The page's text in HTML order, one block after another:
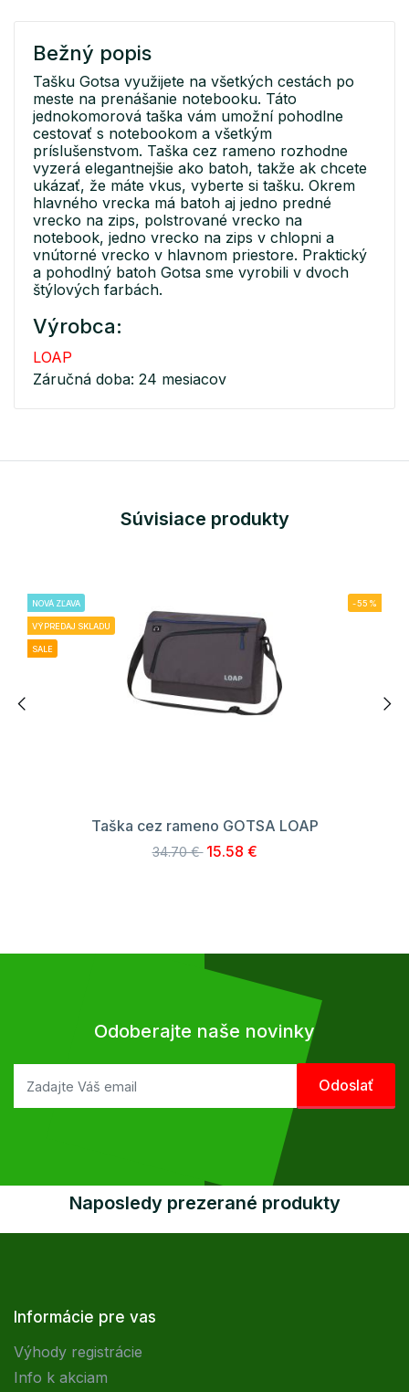
Bežný popis
Tašku Gotsa využijete na všetkých cestách po
meste na prenášanie notebooku. Táto
jednokomorová taška vám umožní pohodlne
cestovať s notebookom a všetkým
príslušenstvom. Taška cez rameno rozhodne
vyzerá elegantnejšie ako batoh, takže ak chcete
ukázať, že máte vkus, vyberte si tašku. Okrem
hlavného vrecka má batoh aj jedno predné
vrecko na zips, polstrované vrecko na
notebook, jedno vrecko na zips v chlopni a
vnútorné vrecko v hlavnom priestore. Praktický
a pohodlný batoh Gotsa sme vyrobili v dvoch
štýlových farbách.
Výrobca:
LOAP
Záručná doba: 24 mesiacov
Súvisiace produkty
NOVÁ ZĽAVA
VÝPREDAJ SKLADU
SALE
-55%
Taška cez rameno GOTSA LOAP
34.70 € 15.58 €
Odoberajte naše novinky
Naposledy prezerané produkty
Informácie pre vas
Výhody registrácie
Info k akciam